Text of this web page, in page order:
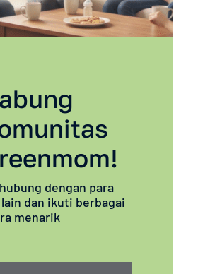
dengan para
dan ikuti berbagai
menarik